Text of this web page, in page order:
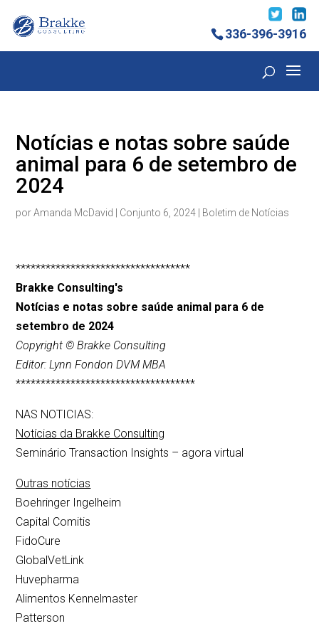
336-396-3916
Notícias e notas sobre saúde
animal para 6 de setembro de
2024
porAmanda McDavid Conjunto 6, 2024 Boletim de Notícias
***********************************
Brakke Consulting's
Notícias e notas sobre saúde animal para 6 de
setembro de 2024
Copyright © Brakke Consulting
Editor: Lynn Fondon DVM MBA
************************************
NAS NOTICIAS:
Notícias da Brakke Consulting
Seminário Transaction Insights – agora virtual
Outras notícias
Boehringer Ingelheim
Capital Comitis
FidoCure
GlobalVetLink
Huvepharma
Alimentos Kennelmaster
Patterson